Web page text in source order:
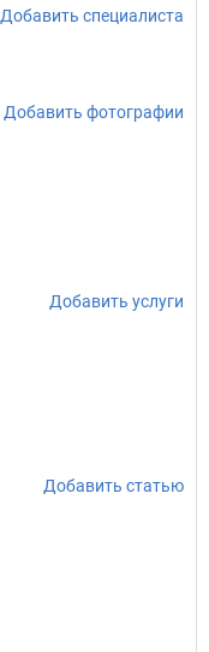
Добавить специалиста
Добавить фотографии
Добавить услуги
Добавить статью